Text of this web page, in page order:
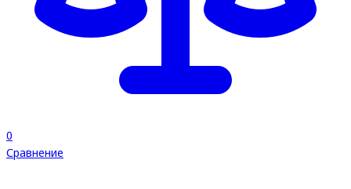
0
Сравнение